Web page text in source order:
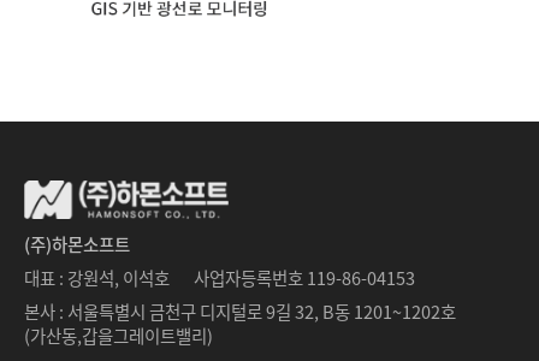
(주)하몬소프트
대표 : 강원석, 이석호
사업자등록번호 119-86-04153
본사 : 서울특별시 금천구 디지털로 9길 32, B동 1201~1202호
(가산동,갑을그레이트밸리)